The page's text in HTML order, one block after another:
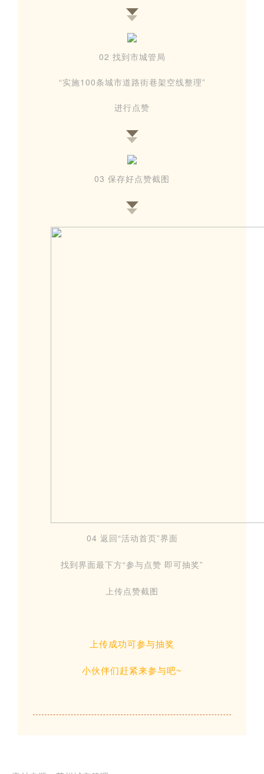
02 找到市城管局
“实施100条城市道路街巷架空线整理”
进行点赞
03 保存好点赞截图
04 返回“活动首页”界面
找到界面最下方“参与点赞 即可抽奖”
上传点赞截图
上传成功可参与抽奖
小伙伴们赶紧来参与吧~